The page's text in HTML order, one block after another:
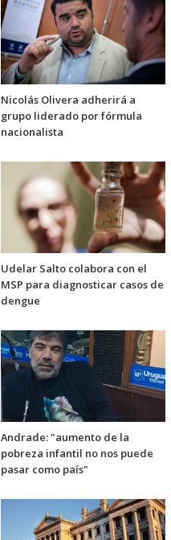
Nicolás Olivera adherirá a
grupo liderado por fórmula
nacionalista
Udelar Salto colabora con el
MSP para diagnosticar casos de
dengue
Andrade: "aumento de la
pobreza infantil no nos puede
pasar como país"